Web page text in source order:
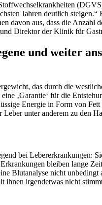
Jahren deutlich
davon aus, dass die
Direktor der Klinik für
und weiter
das durch die
‚Garantie‘ für die
Energie in Form von
unter anderem zu den
bei Lebererkrankungen:
bleiben lange
Blutanalyse nicht
irgendetwas nicht